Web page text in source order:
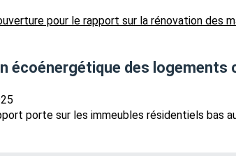
écoénergétique des logements
porte sur les immeubles résidentiels bas